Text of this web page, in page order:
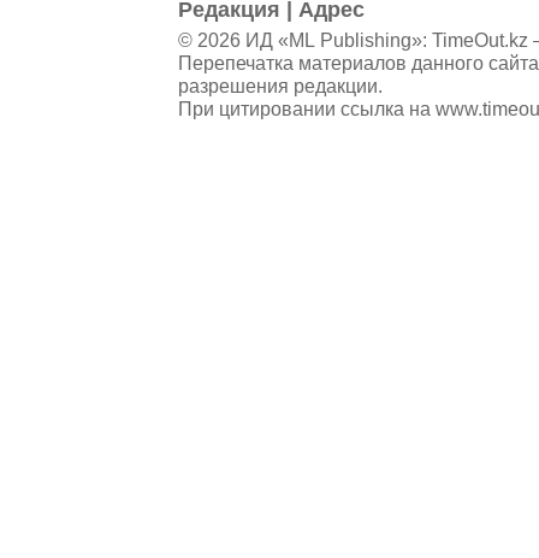
Редакция Адрес
© 2026 ИД «ML Publishing»: TimeOut.kz
Перепечатка материалов данного
разрешения редакции.
При цитировании ссылка на